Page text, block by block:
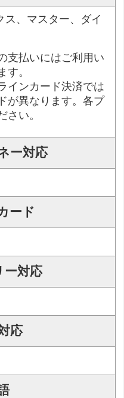
ス、マスター、ダイ
支払いにはご利用い
す。
インカード決済では
が異なります。各プ
さい。
ー対応
ード
ー対応
応